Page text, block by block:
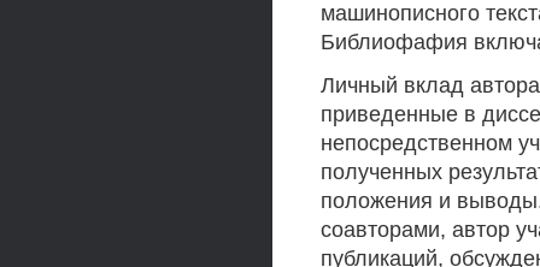
машинописного
Библиофафия
Личный вклад
приведенные в
непосредственном
полученных
положения и
соавторами, автор
публикаций,